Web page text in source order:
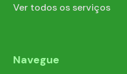
Ver todos os serviços
Navegue